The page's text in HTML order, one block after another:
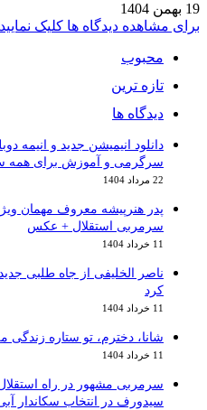
19 بهمن 1404
برای مشاهده دیدگاه ها کلیک نمایید
محبوب
تازه ترین
دیدگاه ها
دانلود انیمیشن جدید و انیمه
سرگرمی و آموزش برای همه
22 مرداد 1404
پدر هنرپیشه معروف مهمان
سرمربی استقلال + عکس
11 خرداد 1404
کرد
11 خرداد 1404
شانا، دخترم، تو ستاره زندگی
11 خرداد 1404
سرمربی مشهور در راه
سیدورف در انتخاب سکاندار